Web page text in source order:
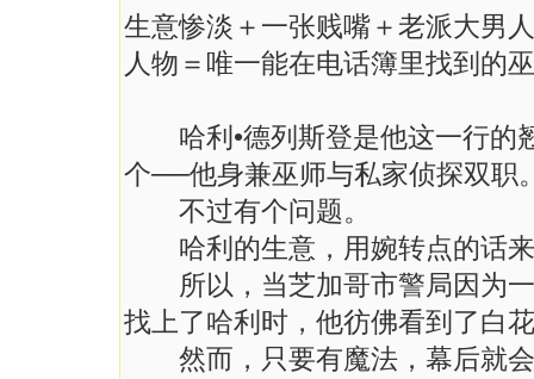
生意惨淡＋一张贱嘴＋老派大男
人物＝唯一能在电话簿里找到的
哈利•德列斯登是他这一行的
个──他身兼巫师与私家侦探双职
不过有个问题。
哈利的生意，用婉转点的话来
所以，当芝加哥市警局因为一
找上了哈利时，他彷佛看到了白
然而，只要有魔法，幕后就会